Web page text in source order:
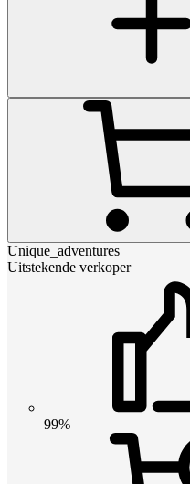
Unique_adventures
Uitstekende verkoper
99%